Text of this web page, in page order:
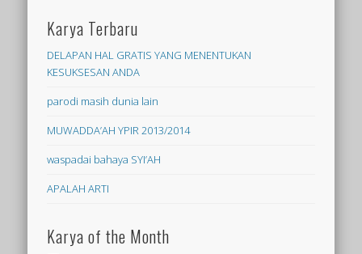
Karya Terbaru
DELAPAN HAL GRATIS YANG MENENTUKAN
KESUKSESAN ANDA
parodi masih dunia lain
MUWADDA’AH YPIR 2013/2014
waspadai bahaya SYI’AH
APALAH ARTI
Karya of the Month